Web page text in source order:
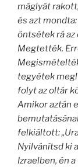
máglyát
és azt
öntsétek rá az
Megtették.
tegyétek
folyt az oltár
Amikor aztán
felkiáltott:
Nyilvánítsd ki
Izraelben, én